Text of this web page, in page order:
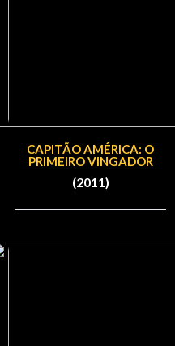
CAPITÃO AMÉRICA: O
PRIMEIRO VINGADOR
(2011)